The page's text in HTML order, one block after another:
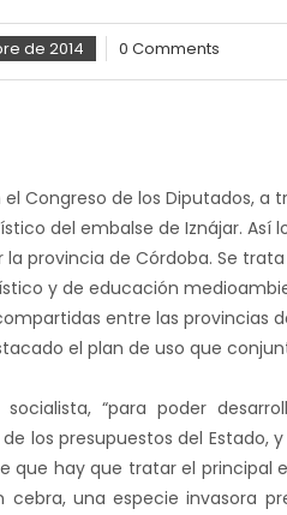
de 2014 0 Comments
el Congreso de los Diputados,
del embalse de Iznájar. Así
la provincia de Córdoba. Se
y de educación
entre las provincias
el plan de uso que
“para poder
los presupuestos del Estado,
que hay que tratar el principal
cebra, una especie invasora